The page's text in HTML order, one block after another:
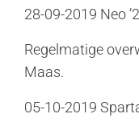
28-09-2019 Neo
Regelmatige
Maas.
05-10-2019